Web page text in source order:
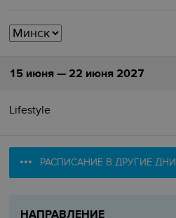
15 июня — 22 июня 2027
Lifestyle
РАСПИСАНИЕ В ДРУГИЕ ДНИ
НАПРАВЛЕНИЕ